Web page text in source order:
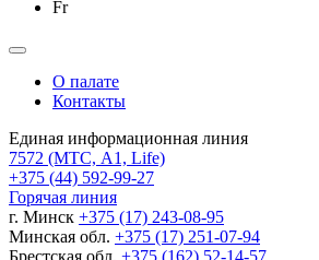
Fr
О палате
Контакты
Единая информационная линия
7572 (МТС, A1, Life)
+375 (44) 592-99-27
Горячая линия
г. Минск +375 (17) 243-08-95
Минская обл. +375 (17) 251-07-94
Брестская обл. +375 (162) 52-14-57